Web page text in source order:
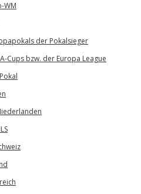
WM
der Pokalsieger
Cups bzw. der Europa League